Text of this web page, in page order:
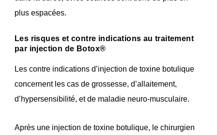
plus espacées.
Les risques et contre indications au traitement
par injection de Botox®
Les contre indications d’injection de toxine botulique
concernent les cas de grossesse, d’allaitement,
d’hypersensibilité, et de maladie neuro-musculaire.
Après une injection de toxine botulique, le chirurgien